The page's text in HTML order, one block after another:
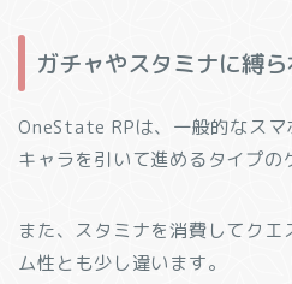
ガチャやスタミナに縛
OneState RPは、一般的なスマ
キャラを引いて進めるタイプの
また、スタミナを消費してク
ム性とも少し違います。